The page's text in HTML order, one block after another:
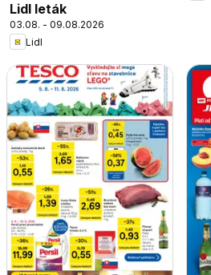
Lidl leták
03.08. - 09.08.2026
Lidl